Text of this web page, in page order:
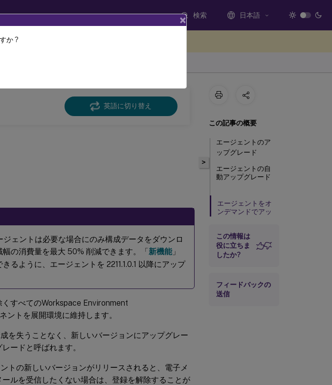
検索 日本語
英語に切り替え
ジェントは必要な場合にのみ構成データをダウンロ
の消費量を最大 50% 削減できます。「新機能」
るように、エージェントを 2211.1.0.1 以降にアップ
すべてのWorkspace Environment
トを展開環境に維持します。
を失うことなく、新しいバージョンにアップグレー
ードと呼ばれます。
トの新しいバージョンがリリースされると、電子メ
ルを受信したくない場合は、登録を解除することが
>
この記事の概要
エージェントのア
ップグレード
エージェントの自
動アップグレード
エージェントをオ
ンデマンドでアッ
この情報は
役に立ちま
したか?
フィードバックの
送信
×
か ?